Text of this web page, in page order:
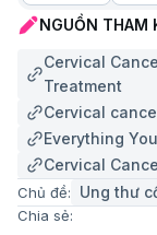
NGUỒN THAM
Cervical
Treatment
Cervical
Everything
Cervical
Chủ đề: Ung thư
Chia sẻ: